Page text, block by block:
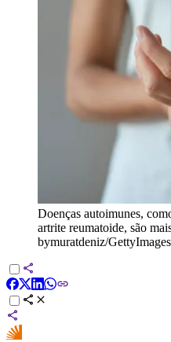
Doenças autoimunes,
artrite reumatoide, são
bymuratdeniz/GettyImages